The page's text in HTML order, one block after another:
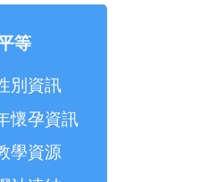
等
別資訊
懷孕資訊
學資源